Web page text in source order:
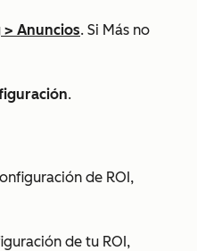
> Anuncios. Si Más no
.
de ROI,
de tu ROI,